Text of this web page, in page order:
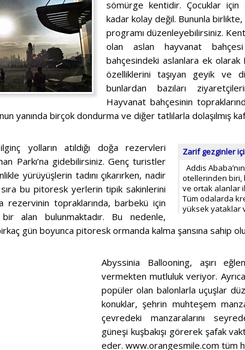
sömürge kentidir. Çocuklar
kadar kolay değil. Bununla
programı düzenleyebilirsiniz.
olan aslan hayvanat
bahçesindeki aslanlara ek olarak
özelliklerini taşıyan geyik ve
bunlardan bazıları
Hayvanat bahçesinin
yanında birçok dondurma ve diğer tatlılarla dolaşılmış
Zarif gezginler
Addis
otellerinden biri,
ve ortak alanlar
Tüm odalarda
yüksek yataklar
yolların atıldığı doğa rezervleri
Parkı’na gidebilirsiniz. Genç turistler
yürüyüşlerin tadını çıkarırken, nadir
bu pitoresk yerlerin tipik sakinlerini
rezervinin topraklarında, barbekü için
alan bulunmaktadır. Bu nedenle,
gün boyunca pitoresk ormanda kalma şansına sahip
Abyssinia Ballooning, aşırı
vermekten mutluluk veriyor.
popüler olan balonlarla uçuşlar
konuklar, şehrin muhteşem
çevredeki manzaralarını
güneşi kuşbakışı görerek şafak
eder. www.orangesmile.com tüm